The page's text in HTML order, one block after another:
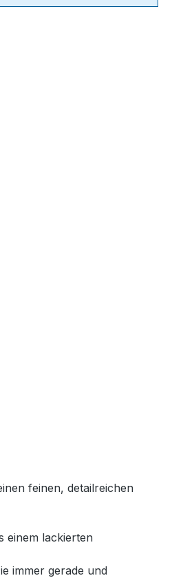
feinen, detailreichen
einem lackierten
immer gerade und